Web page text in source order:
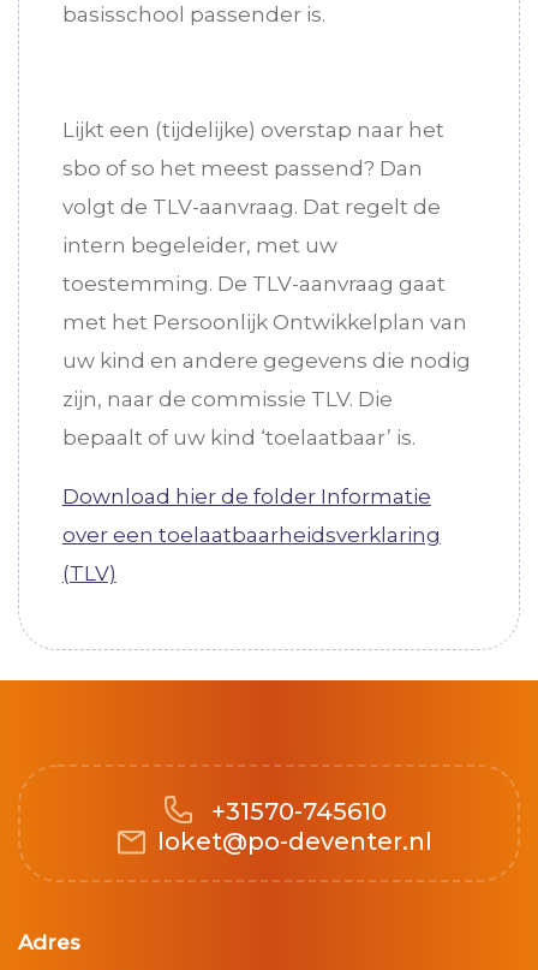
basisschool passender is.
Lijkt een (tijdelijke) overstap naar het
sbo of so het meest passend? Dan
volgt de TLV-aanvraag. Dat regelt de
intern begeleider, met uw
toestemming. De TLV-aanvraag gaat
met het Persoonlijk Ontwikkelplan van
uw kind en andere gegevens die nodig
zijn, naar de commissie TLV. Die
bepaalt of uw kind ‘toelaatbaar’ is.
Download hier de folder Informatie
over een toelaatbaarheidsverklaring
(TLV)
+31570-745610
loket@po-deventer.nl
Adres